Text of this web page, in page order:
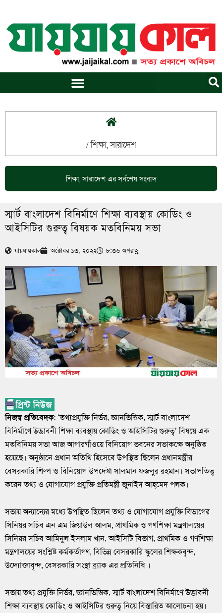
content
/শিক্ষা,সারাদেশ
শিক্ষা,সারাদেশএর সর্বশেষ সংবাদ
স্মার্ট বাংলাদেশ বিনির্মাণে শিক্ষা ব্যবস্থায় কোডিং ও
আইসিটির গুরুত্ব বিষয়ক মতবিনিময় সভা
যায়যায়কাল অক্টোবর ১৩, ২০২২ ৮:৩৬ অপরাহ্ণ
নিজস্ব প্রতিবেদক: ‘তথ্যপ্রযুক্তি নির্ভর, জ্ঞানভিত্তিক, স্মার্ট বাংলাদেশ
বিনির্মাণে উদ্ভাবনী শিক্ষা ব্যবস্থায় কোডিং ও আইসিটির গুরুত্ব’ বিষয়ে এক
মতবিনিময় সভা আজ আগারগাঁওয়ে বিনিয়োগ ভবনের সভাকক্ষে অনুষ্ঠিত
হয়েছে। অনুষ্ঠানে প্রধান অতিথি হিসেবে উপস্থিত ছিলেন প্রধানমন্ত্রীর
বেসরকারি শিল্প ও বিনিয়োগ উপদেষ্টা সালমান ফজলুর রহমান। সভাপতিত্ব
করেন তথ্য ও যোগাযোগ প্রযুক্তি প্রতিমন্ত্রী জুনাইদ আহ্‌মেদ পলক।
সভায় অন্যান্যের মধ্যে উপস্থিত ছিলেন তথ্য ও যোগাযোগ প্রযুক্তি বিভাগের
সিনিয়র সচিব এন এম জিয়াউল আলম, প্রাথমিক ও গণশিক্ষা মন্ত্রণালয়ের
সিনিয়র সচিব আমিনুল ইসলাম খান, আইসিটি বিভাগ, প্রাথমিক ও গণশিক্ষা
মন্ত্রণালয়ের সংশ্লিষ্ট কর্মকর্তাগণ, বিভিন্ন বেসরকারি স্কুলের শিক্ষকবৃন্দ,
উদ্যোক্তাবৃন্দ, বেসরকারি সংস্থা ব্র্যাক এর প্রতিনিধি ।
সভায় তথ্য প্রযুক্তি নির্ভর, জ্ঞানভিত্তিক, স্মার্ট বাংলাদেশ বিনির্মাণে উদ্ভাবনী
শিক্ষা ব্যবস্থায় কোডিং ও আইসিটির গুরুত্ব নিয়ে বিস্তারিত আলোচনা হয়।